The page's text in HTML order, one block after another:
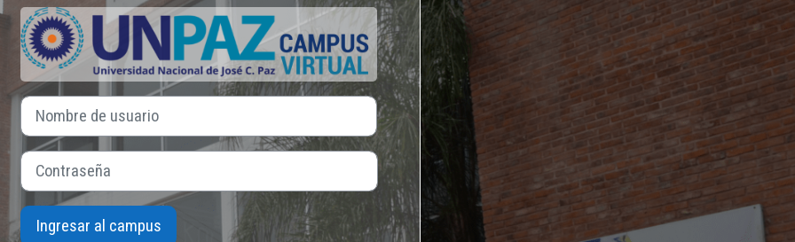
Ingresar a UNPAZ - Campus Virtual
Nombre de usuario
Contraseña
Ingresar al campus